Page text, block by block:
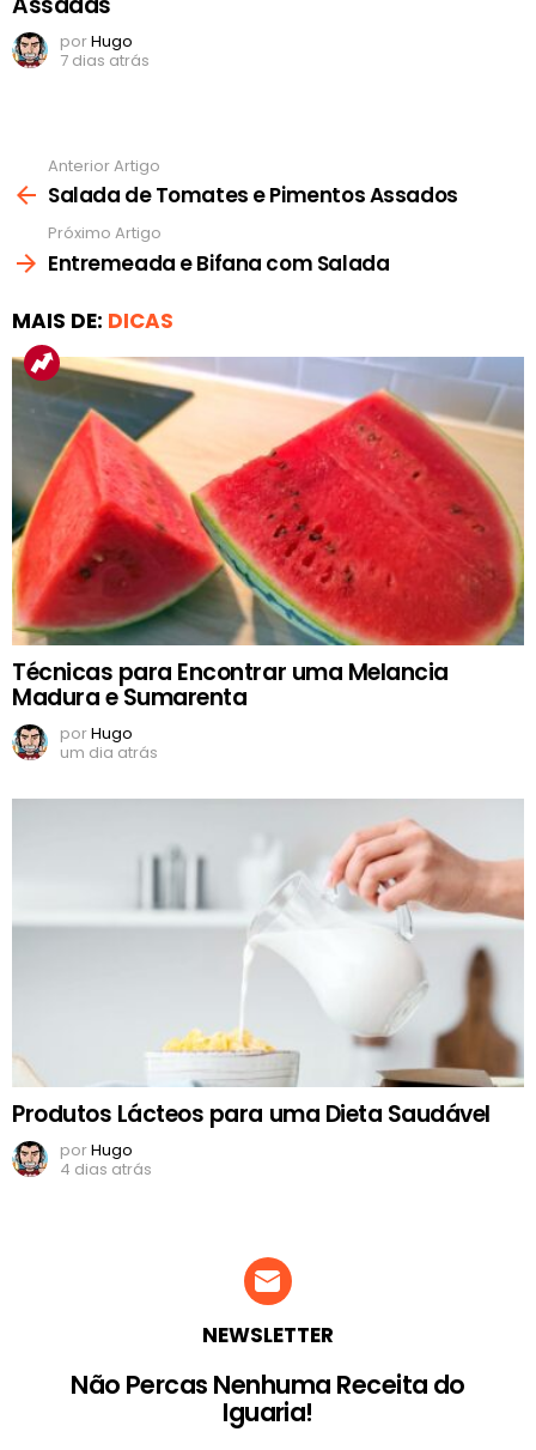
porHugo
7 dias atrás
mais
Anterior Artigo
Salada de Tomates e Pimentos Assados
Próximo Artigo
Entremeada e Bifana com Salada
MAIS DE: DICAS
Técnicas para Encontrar uma Melancia
Madura e Sumarenta
porHugo
um dia atrás
Produtos Lácteos para uma Dieta Saudável
porHugo
4 dias atrás
NEWSLETTER
Não Percas Nenhuma Receita do
Iguaria!